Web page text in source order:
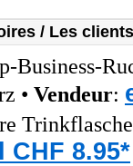
/ Les
Business-
• Vendeur:
CHF 8.95*